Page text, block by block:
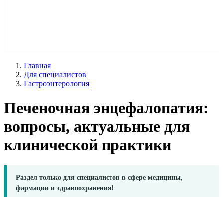
Главная
Для специалистов
Гастроэнтерология
Печеночная энцефалопатия:
вопросы, актуальные для
клинической практики
Раздел только для специалистов в сфере медицины,
фармации и здравоохранения!